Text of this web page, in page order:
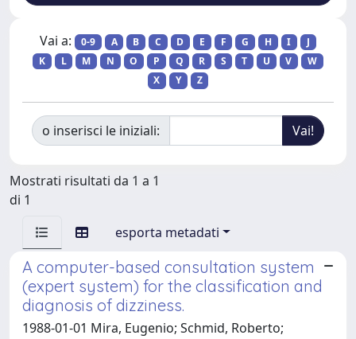
Vai a: 0-9 A B C D E F G H I
J
K
L M N O P Q R S T U V
W
X
Y Z
o inserisci le iniziali:
Mostrati risultati da 1 a 1
di 1
esporta metadati
A computer-based consultation system
(expert system) for the classification and
diagnosis of dizziness.
1988-01-01 Mira, Eugenio; Schmid, Roberto;